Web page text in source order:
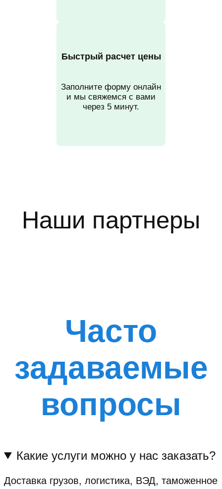
Быстрый расчет цены
Заполните форму онлайн
и мы свяжемся с вами
через 5 минут.
Наши партнеры
Часто
задаваемые
вопросы
Какие услуги можно у нас заказать?
Доставка грузов, логистика, ВЭД, таможенное